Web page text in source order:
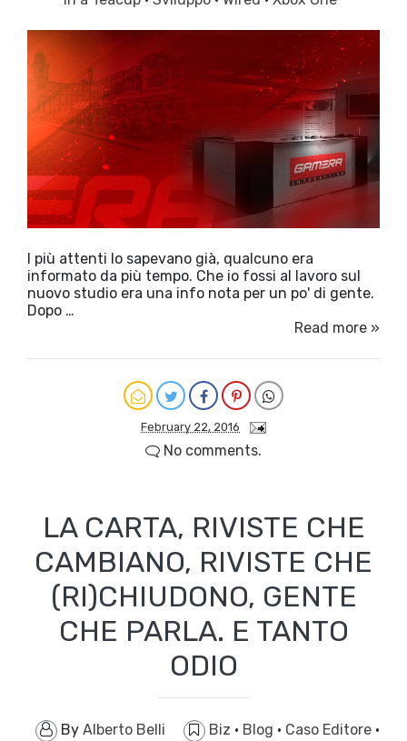
I più attenti lo sapevano già, qualcuno era
informato da più tempo. Che io fossi al lavoro sul
nuovo studio era una info nota per un po' di gente.
Dopo …
Read more »
February 22, 2016
No comments.
LA CARTA, RIVISTE CHE
CAMBIANO, RIVISTE CHE
(RI)CHIUDONO, GENTE
CHE PARLA. E TANTO
ODIO
By Alberto Belli Biz · Blog · Caso Editore ·